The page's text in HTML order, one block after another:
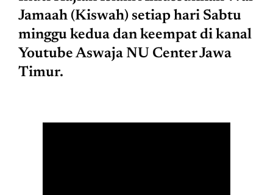
Jamaah (Kiswah) setiap hari Sabtu
minggu kedua dan keempat di kanal
Youtube Aswaja NU Center Jawa
Timur.